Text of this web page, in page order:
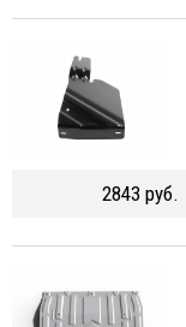
2843 руб.